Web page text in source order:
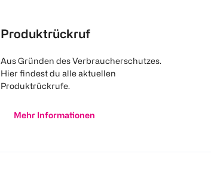
Produktrückruf
Aus Gründen des Verbraucherschutzes.
Hier findest du alle aktuellen
Produktrückrufe.
Mehr Informationen